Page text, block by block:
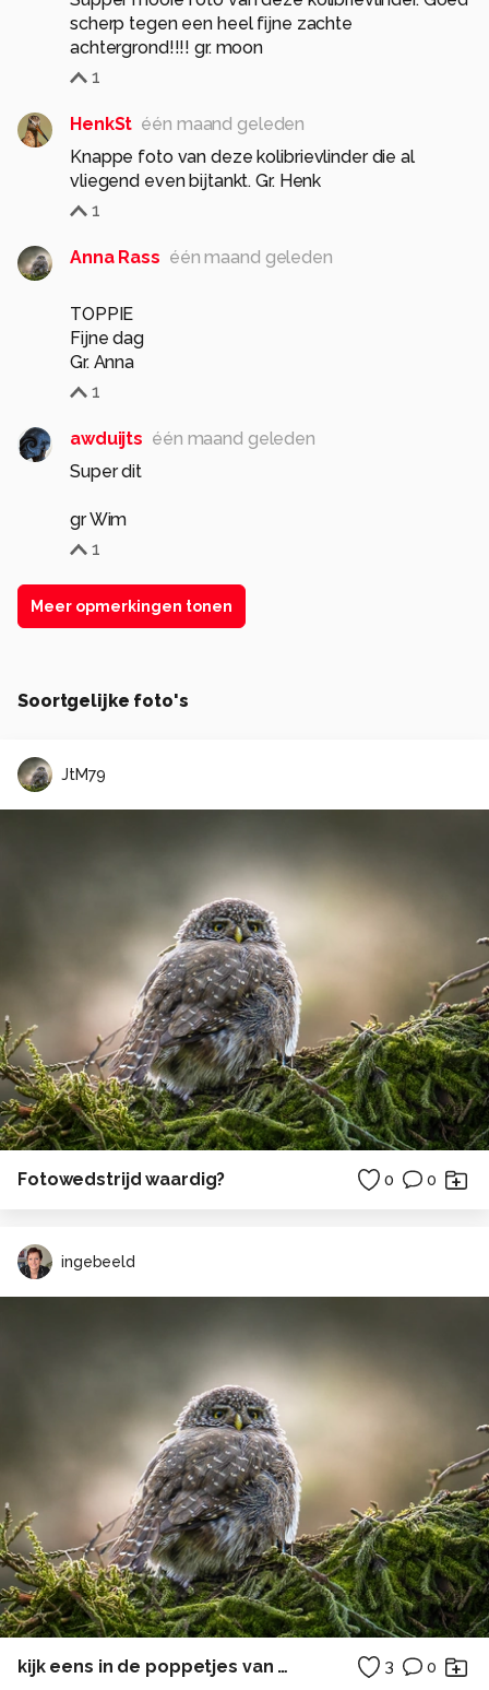
scherp tegen een heel fijne zachte
achtergrond!!!! gr. moon
1
HenkSt één maand geleden
Knappe foto van deze kolibrievlinder die al
vliegend even bijtankt. Gr. Henk
1
Anna Rass één maand geleden
TOPPIE
Fijne dag
Gr. Anna
1
awduijts één maand geleden
Super dit
gr Wim
1
Meer opmerkingen tonen
Soortgelijke foto's
JtM79
Fotowedstrijd waardig? 0 0
ingebeeld
kijk eens in de poppetjes van mijn ogen... 3 0